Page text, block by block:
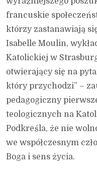
francuskie
którzy zastanawiają
Isabelle Moulin,
Katolickiej w
otwierający się na
który przychodzi” –
pedagogiczny
teologicznych na
Podkreśla, że nie
we współczesnym
Boga i sens życia.